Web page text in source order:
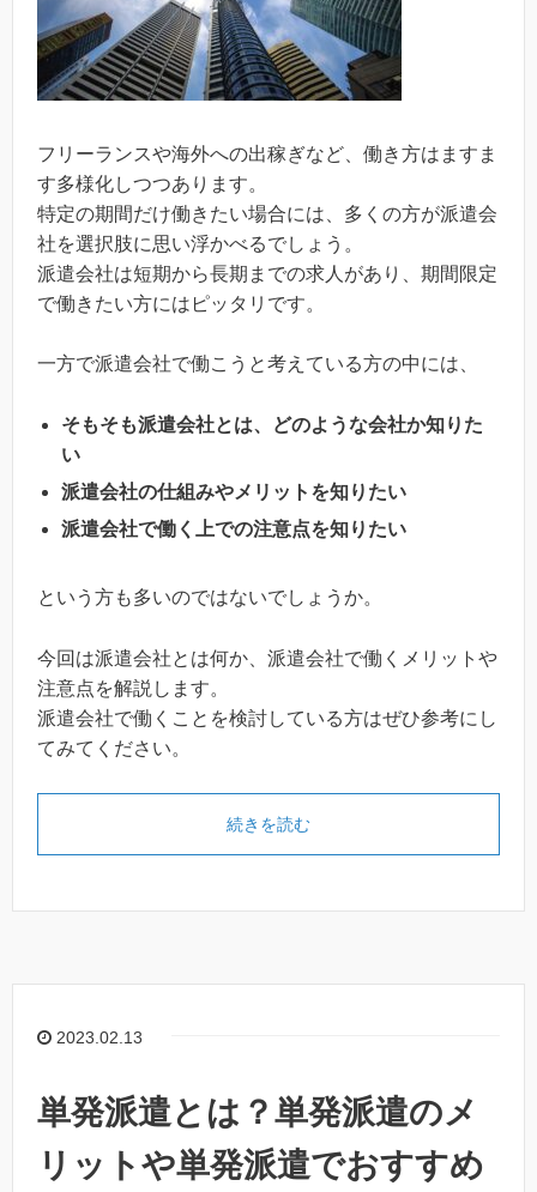
フリーランスや海外への出稼ぎなど、働き方はますま
す多様化しつつあります。
特定の期間だけ働きたい場合には、多くの方が派遣会
社を選択肢に思い浮かべるでしょう。
派遣会社は短期から長期までの求人があり、期間限定
で働きたい方にはピッタリです。
一方で派遣会社で働こうと考えている方の中には、
そもそも派遣会社とは、どのような会社か知りた
い
派遣会社の仕組みやメリットを知りたい
派遣会社で働く上での注意点を知りたい
という方も多いのではないでしょうか。
今回は派遣会社とは何か、派遣会社で働くメリットや
注意点を解説します。
派遣会社で働くことを検討している方はぜひ参考にし
てみてください。
続きを読む
2023.02.13
単発派遣とは？単発派遣のメ
リットや単発派遣でおすすめ